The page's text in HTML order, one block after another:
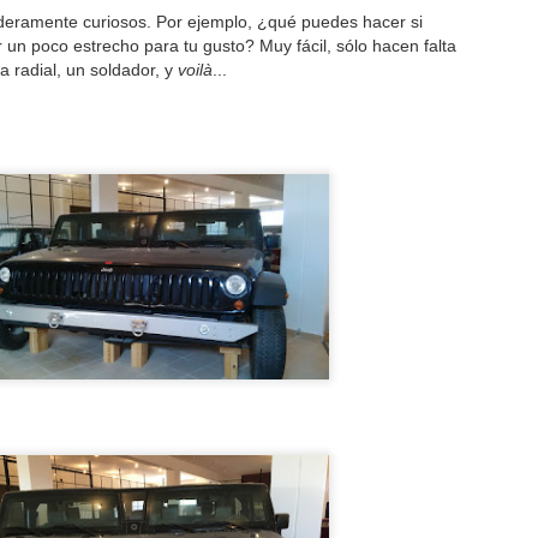
curiosos. Por ejemplo, ¿qué puedes hacer si
poco estrecho para tu gusto? Muy fácil, sólo hacen falta
radial, un soldador, y voilà
comunicaciones por los
no lo permiten. A mi
JAN
Año nuevo, Vida
nueva
24
Honda GoldWing: la
reina del "Touring"